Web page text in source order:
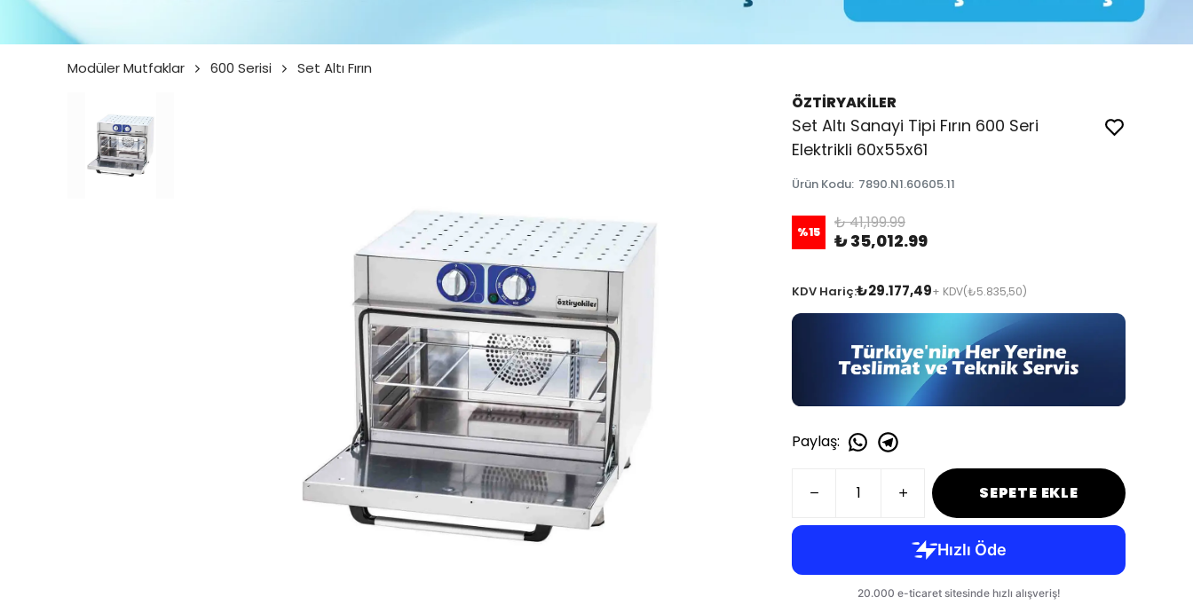
Modüler Mutfaklar 600 Serisi Set Altı Fırın
ÖZTİRYAKİLER
Set Altı Sanayi Tipi Fırın 600 Seri
Elektrikli 60x55x61
Ürün Kodu: 7890.N1.60605.11
%15 ₺ 41,199.99
₺ 35,012.99
KDV Hariç:₺29.177,49+ KDV(₺5.835,50)
Paylaş:
SEPETE EKLE